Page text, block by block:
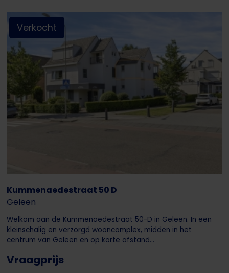
Verkocht
Kummenaedestraat 50 D
Geleen
Welkom aan de Kummenaedestraat 50-D in Geleen. In een
kleinschalig en verzorgd wooncomplex, midden in het
centrum van Geleen en op korte afstand...
Vraagprijs